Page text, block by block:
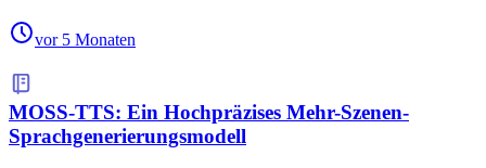
vor 5 Monaten
MOSS-TTS: Ein Hochpräzises Mehr-Szenen-
Sprachgenerierungsmodell